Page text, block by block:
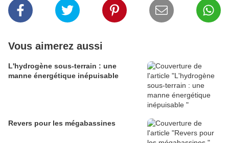
Vous aimerez aussi
L'hydrogène sous-terrain : une
manne énergétique inépuisable
Revers pour les mégabassines